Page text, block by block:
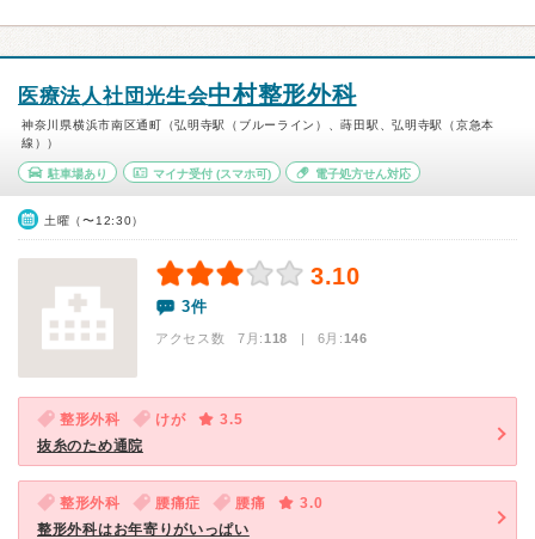
医療法人社団光生会中村整形外科
神奈川県横浜市南区通町（弘明寺駅（ブルーライン）、蒔田駅、弘明寺駅（京急本
線））
駐車場あり マイナ受付(スマホ可) 電子処方せん対応
土曜（〜12:30）
3.10
3件
アクセス数 7月:118 | 6月:146
整形外科 けが
3.5
抜糸のため通院
整形外科 腰痛症 腰痛
3.0
整形外科はお年寄りがいっぱい